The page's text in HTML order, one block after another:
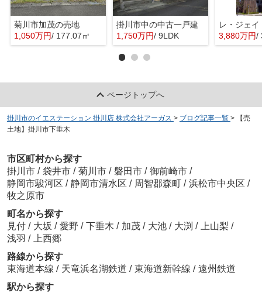
菊川市加茂の売地
1,050万円/ 177.07㎡
掛川市中の中古一戸建
1,750万円/ 9LDK
レ・ジェ
3,880万円/
ページトップへ
掛川市のイエステーション 掛川店 株式会社アーガス > ブログ記事一覧 >
【売
土地】掛川市下垂木
市区町村から探す
掛川市 / 袋井市 / 菊川市 / 磐田市 / 御前崎市 /
静岡市駿河区 / 静岡市清水区 / 周智郡森町 / 浜松市中央区 /
牧之原市
町名から探す
見付 / 大坂 / 愛野 / 下垂木 / 加茂 / 大池 / 大渕 / 上山梨 /
浅羽 /
上西郷
路線から探す
東海道本線 / 天竜浜名湖鉄道 / 東海道新幹線 / 遠州鉄道
駅から探す